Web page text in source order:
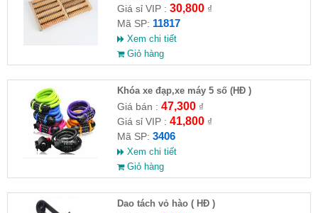
Giá sỉ VIP : 30,800₫
Mã SP: 11817
Xem chi tiết
Giỏ hàng
Khóa xe đạp,xe máy 5 số (HĐ )
Giá bán : 47,300₫
Giá sỉ VIP : 41,800₫
Mã SP: 3406
Xem chi tiết
Giỏ hàng
Dao tách vỏ hào ( HĐ )